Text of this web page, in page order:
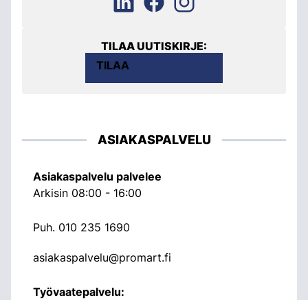
TILAA UUTISKIRJE:
TILAA
ASIAKASPALVELU
Asiakaspalvelu palvelee
Arkisin 08:00 - 16:00
Puh. 010 235 1690
asiakaspalvelu@promart.fi
Työvaatepalvelu: